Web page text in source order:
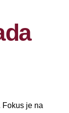
Fokus je na